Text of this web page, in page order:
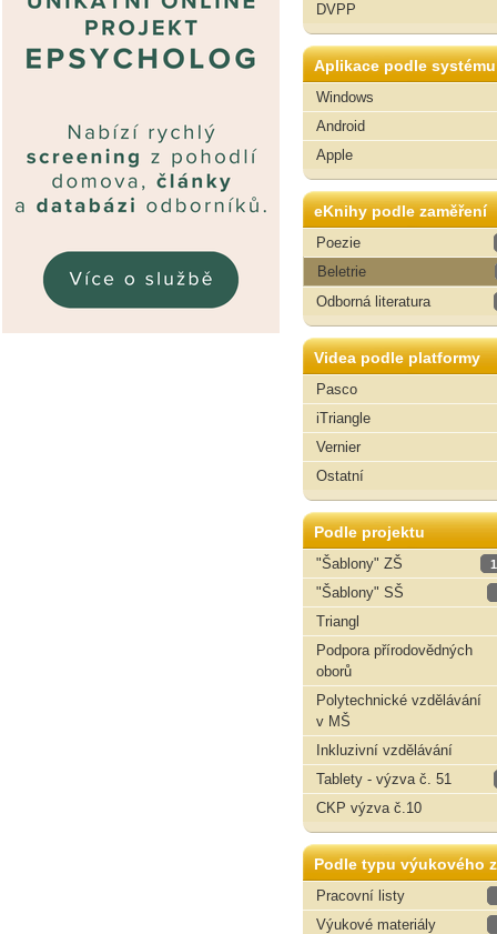
DVPP
Aplikace podle systému
Windows
Android
Apple
eKnihy podle zaměření
Poezie
Beletrie
Odborná literatura
Videa podle platformy
Pasco
iTriangle
Vernier
Ostatní
Podle projektu
"Šablony" ZŠ
"Šablony" SŠ
Triangl
Podpora přírodovědných
oborů
Polytechnické vzdělávání
v MŠ
Inkluzivní vzdělávání
Tablety - výzva č. 51
CKP výzva č.10
Podle typu výukového
Pracovní listy
Výukové materiály